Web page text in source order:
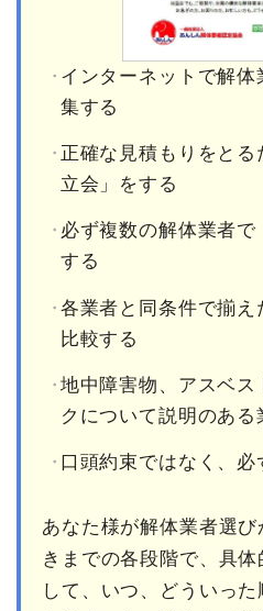
インターネットで解
集する
正確な見積もりをと
立会」をする
必ず複数の解体業者
する
各業者と同条件で揃
比較する
地中障害物、アスベス
クについて説明のある
口頭約束ではなく、
あなた様が解体業者選
きまでの各段階で、具
して、いつ、どういっ